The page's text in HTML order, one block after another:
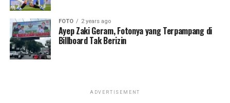
FOTO 2 years ago
Ayep Zaki Geram, Fotonya yang Terpampang di
Billboard Tak Berizin
ADVERTISEMENT